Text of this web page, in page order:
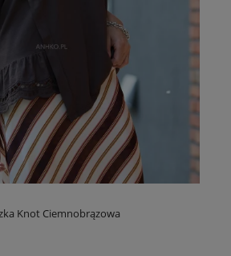
Knot Ciemnobrązowa